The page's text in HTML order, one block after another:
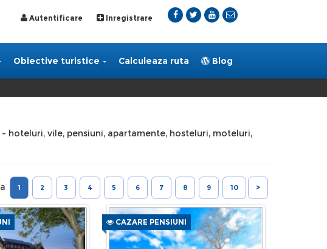
Autentificare Inregistrare
Obiective turistice Calculeaza ruta Blog
hoteluri, vile, pensiuni, apartamente, hosteluri, moteluri,
1 2 3 4 5 6 7 8 9 10 >
CAZARE PENSIUNI